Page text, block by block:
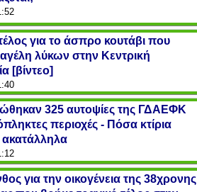
για το άσπρο κουτάβι που
λύκων στην Κεντρική
[βίντεο]
325 αυτοψίες της ΓΔΑΕΦΚ
περιοχές - Πόσα κτίρια
ακατάλληλα
για την οικογένεια της 38χρονης